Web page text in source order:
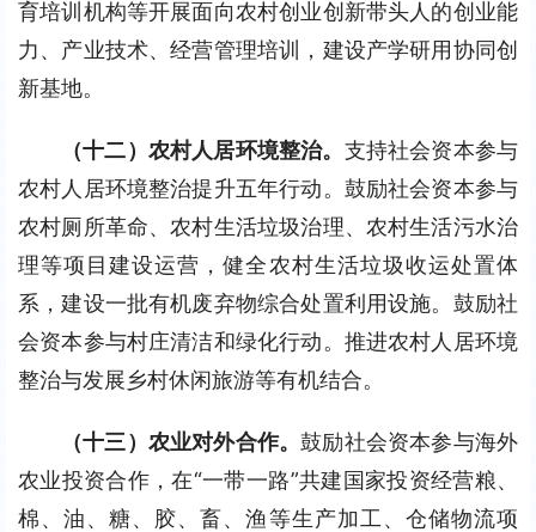
育培训机构等开展面向农村创业创新带头人的创业能
力、产业技术、经营管理培训，建设产学研用协同创
新基地。
（十二）农村人居环境整治。 支持社会资本参与
农村人居环境整治提升五年行动。鼓励社会资本参与
农村厕所革命、农村生活垃圾治理、农村生活污水治
理等项目建设运营，健全农村生活垃圾收运处置体
系，建设一批有机废弃物综合处置利用设施。鼓励社
会资本参与村庄清洁和绿化行动。推进农村人居环境
整治与发展乡村休闲旅游等有机结合。
（十三）农业对外合作。鼓励社会资本参与海外
农业投资合作，在“一带一路”共建国家投资经营粮、
棉、油、糖、胶、畜、渔等生产加工、仓储物流项